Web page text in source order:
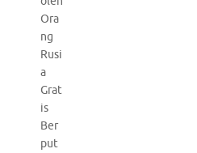
Ora
ng
Rusi
a
Grat
is
Ber
put